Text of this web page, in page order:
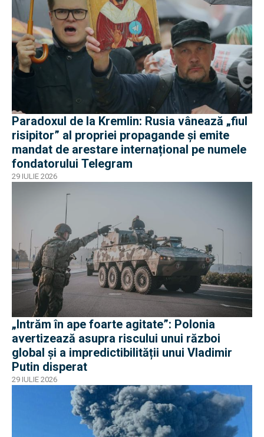
Paradoxul de la Kremlin: Rusia vânează „fiul
risipitor” al propriei propagande și emite
mandat de arestare internațional pe numele
fondatorului Telegram
29 IULIE 2026
„Intrăm în ape foarte agitate”: Polonia
avertizează asupra riscului unui război
global și a impredictibilității unui Vladimir
Putin disperat
29 IULIE 2026